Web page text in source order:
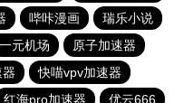
哔咔漫画
瑞乐小说
一元机场
原子加速器
快喵vpv加速器
红海pro加速器
优云666